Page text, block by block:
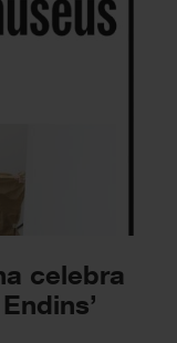
celebra